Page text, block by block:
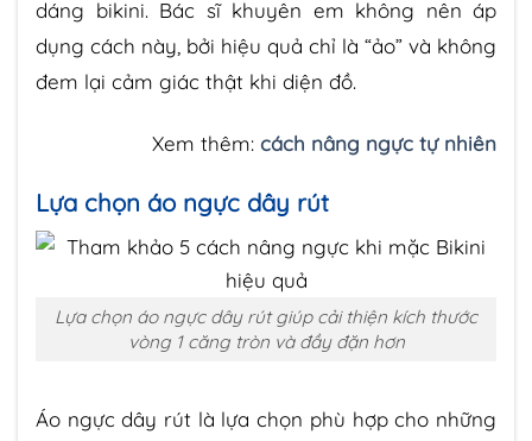
dáng bikini. Bác sĩ khuyên em không nên áp
dụng cách này, bởi hiệu quả chỉ là “ảo” và không
đem lại cảm giác thật khi diện đồ.
Xem thêm: cách nâng ngực tự nhiên
Lựa chọn áo ngực dây rút
Lựa chọn áo ngực dây rút giúp cải thiện kích thước
vòng 1 căng tròn và đầy đặn hơn
Áo ngực dây rút là lựa chọn phù hợp cho những